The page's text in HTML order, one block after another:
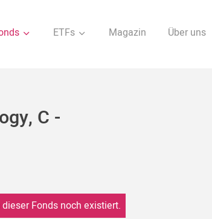
ETFs Magazin Über uns
C -
Fonds noch existiert.